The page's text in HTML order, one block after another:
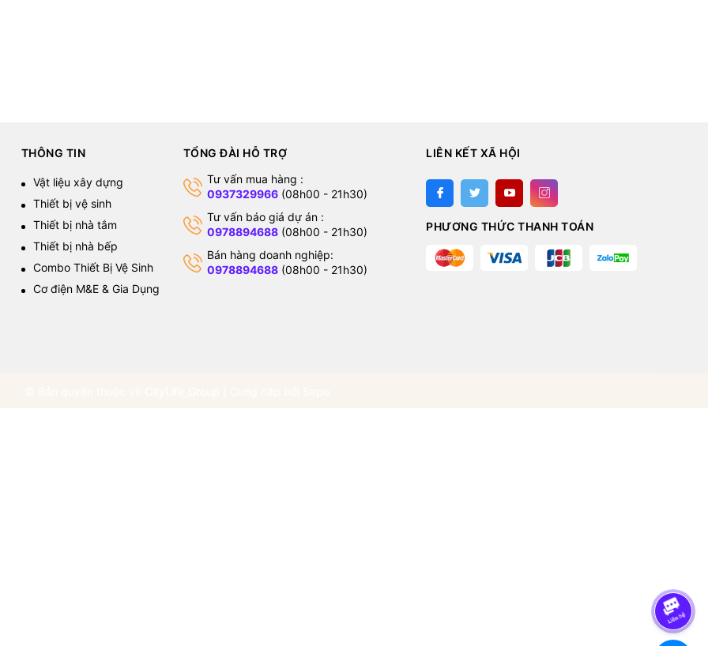
THÔNG TIN
Vật liệu xây dựng
Thiết bị vệ sinh
Thiết bị nhà tắm
Thiết bị nhà bếp
Combo Thiết Bị Vệ Sinh
Cơ điện M&E & Gia Dụng
TỔNG ĐÀI HỖ TRỢ
Tư vấn mua hàng :
0937329966(08h00 - 21h30)
Tư vấn báo giá dự án :
0978894688(08h00 - 21h30)
Bán hàng doanh nghiệp:
0978894688(08h00 - 21h30)
LIÊN KẾT XÃ HỘI
PHƯƠNG THỨC THANH TOÁN